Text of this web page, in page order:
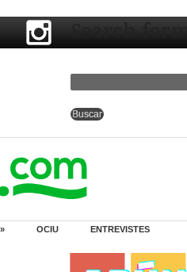
Search form
OCIU ENTREVISTES